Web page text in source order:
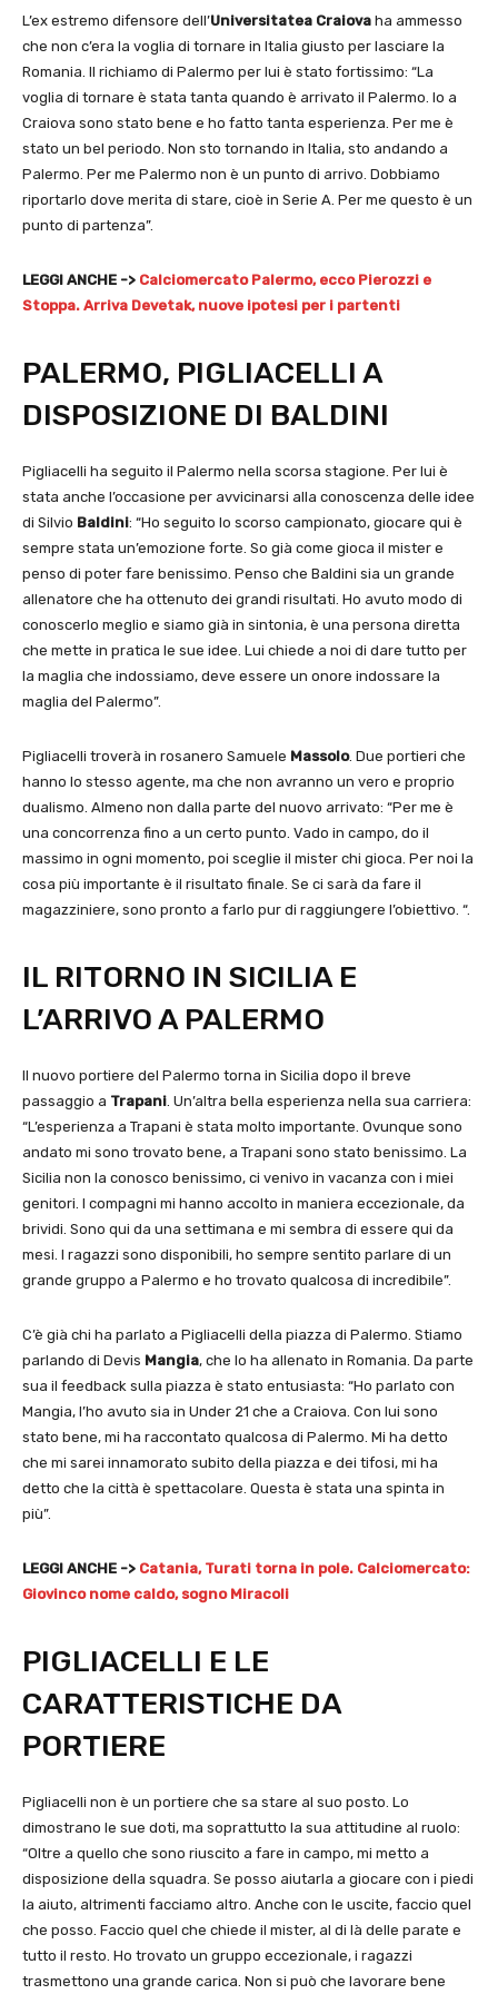
L’ex estremo difensore dell’Universitatea Craiova ha ammesso
che non c’era la voglia di tornare in Italia giusto per lasciare la
Romania. Il richiamo di Palermo per lui è stato fortissimo: “La
voglia di tornare è stata tanta quando è arrivato il Palermo. Io a
Craiova sono stato bene e ho fatto tanta esperienza. Per me è
stato un bel periodo. Non sto tornando in Italia, sto andando a
Palermo. Per me Palermo non è un punto di arrivo. Dobbiamo
riportarlo dove merita di stare, cioè in Serie A. Per me questo è un
punto di partenza”.
LEGGI ANCHE -> Calciomercato Palermo, ecco Pierozzi e
Stoppa. Arriva Devetak, nuove ipotesi per i partenti
PALERMO, PIGLIACELLI A
DISPOSIZIONE DI BALDINI
Pigliacelli ha seguito il Palermo nella scorsa stagione. Per lui è
stata anche l’occasione per avvicinarsi alla conoscenza delle idee
di Silvio Baldini: “Ho seguito lo scorso campionato, giocare qui è
sempre stata un’emozione forte. So già come gioca il mister e
penso di poter fare benissimo. Penso che Baldini sia un grande
allenatore che ha ottenuto dei grandi risultati. Ho avuto modo di
conoscerlo meglio e siamo già in sintonia, è una persona diretta
che mette in pratica le sue idee. Lui chiede a noi di dare tutto per
la maglia che indossiamo, deve essere un onore indossare la
maglia del Palermo”.
Pigliacelli troverà in rosanero Samuele Massolo. Due portieri che
hanno lo stesso agente, ma che non avranno un vero e proprio
dualismo. Almeno non dalla parte del nuovo arrivato: “Per me è
una concorrenza fino a un certo punto. Vado in campo, do il
massimo in ogni momento, poi sceglie il mister chi gioca. Per noi la
cosa più importante è il risultato finale. Se ci sarà da fare il
magazziniere, sono pronto a farlo pur di raggiungere l’obiettivo. “.
IL RITORNO IN SICILIA E
L’ARRIVO A PALERMO
Il nuovo portiere del Palermo torna in Sicilia dopo il breve
passaggio a Trapani. Un’altra bella esperienza nella sua carriera:
“L’esperienza a Trapani è stata molto importante. Ovunque sono
andato mi sono trovato bene, a Trapani sono stato benissimo. La
Sicilia non la conosco benissimo, ci venivo in vacanza con i miei
genitori. I compagni mi hanno accolto in maniera eccezionale, da
brividi. Sono qui da una settimana e mi sembra di essere qui da
mesi. I ragazzi sono disponibili, ho sempre sentito parlare di un
grande gruppo a Palermo e ho trovato qualcosa di incredibile”.
C’è già chi ha parlato a Pigliacelli della piazza di Palermo. Stiamo
parlando di Devis Mangia, che lo ha allenato in Romania. Da parte
sua il feedback sulla piazza è stato entusiasta: “Ho parlato con
Mangia, l’ho avuto sia in Under 21 che a Craiova. Con lui sono
stato bene, mi ha raccontato qualcosa di Palermo. Mi ha detto
che mi sarei innamorato subito della piazza e dei tifosi, mi ha
detto che la città è spettacolare. Questa è stata una spinta in
più”.
LEGGI ANCHE -> Catania, Turati torna in pole. Calciomercato:
Giovinco nome caldo, sogno Miracoli
PIGLIACELLI E LE
CARATTERISTICHE DA
PORTIERE
Pigliacelli non è un portiere che sa stare al suo posto. Lo
dimostrano le sue doti, ma soprattutto la sua attitudine al ruolo:
“Oltre a quello che sono riuscito a fare in campo, mi metto a
disposizione della squadra. Se posso aiutarla a giocare con i piedi
la aiuto, altrimenti facciamo altro. Anche con le uscite, faccio quel
che posso. Faccio quel che chiede il mister, al di là delle parate e
tutto il resto. Ho trovato un gruppo eccezionale, i ragazzi
trasmettono una grande carica. Non si può che lavorare bene